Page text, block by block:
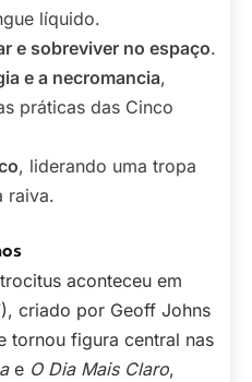
líquido.
e sobreviver no espaço.
e a necromancia,
práticas das Cinco
, liderando uma tropa
raiva.
aconteceu em
criado por Geoff Johns
tornou figura central nas
e O Dia Mais Claro,